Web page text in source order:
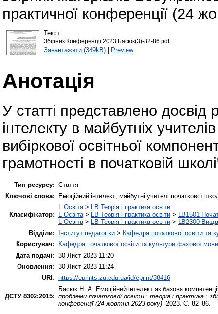
практичної конференції (24
Текст
Збірник Конференції 2023 Басюк(3)-82-86.pdf
Завантажити (349kB)| Preview
Анотація
У статті представлено досвід
інтелекту в майбутніх
вибіркової освітньої
грамотності в початковій
Тип ресурсу: Стаття
Ключові слова:
Емоційний інтелект; майбутні учителі початкової
Класифікатор:
L Освіта > LB Теорія і практика освіти
L Освіта > LB Теорія і практика освіти > LB1501
L Освіта > LB Теорія і практика освіти > LB2300 Вища
Відділи:
Інститут педагогіки > Кафедра початкової освіти та
Користувач:
Кафедра початкової освіти та культури фахової мови
Дата подачі: 30 Лист 2023 11:20
Оновлення: 30 Лист 2023 11:24
URI: https://eprints.zu.edu.ua/id/eprint/38416
ДСТУ 8302:2015:
Басюк Н. А. Емоційний інтелект як базова
проблеми початкової освіти : теорія і практика :
конференції (24 жовтня 2023 року) . 2023. С. 82–86.